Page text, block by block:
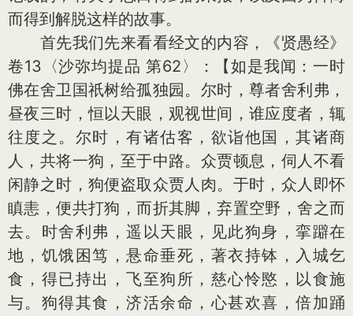
而得到解脱这样的故事。
首先我们先来看看经文的内容，《贤愚经》
卷13〈沙弥均提品 第62〉：【如是我闻：一时
佛在舍卫国祇树给孤独园。尔时，尊者舍利弗，
昼夜三时，恒以天眼，观视世间，谁应度者，辄
往度之。尔时，有诸估客，欲诣他国，其诸商
人，共将一狗，至于中路。众贾顿息，伺人不看
闲静之时，狗便盗取众贾人肉。于时，众人即怀
瞋恚，便共打狗，而折其脚，弃置空野，舍之而
去。时舍利弗，遥以天眼，见此狗身，挛躃在
地，饥饿困笃，悬命垂死，著衣持钵，入城乞
食，得已持出，飞至狗所，慈心怜愍，以食施
与。狗得其食，济活余命，心甚欢喜，倍加踊